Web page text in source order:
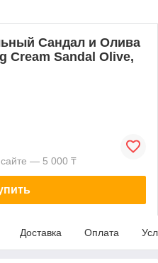
Сандал и Олива
Cream Sandal Olive,
— 5 000 ₸
Доставка Оплата